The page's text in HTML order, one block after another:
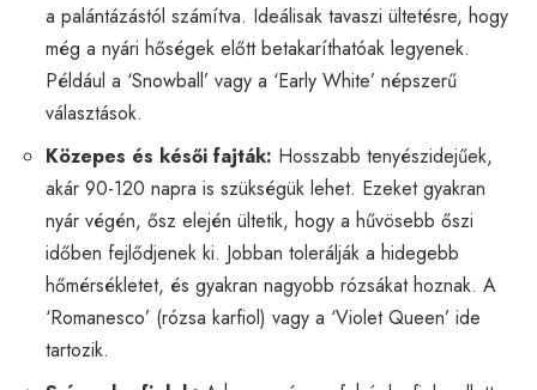
a palántázástól számítva. Ideálisak tavaszi ültetésre, hogy
még a nyári hőségek előtt betakaríthatóak legyenek.
Például a ‘Snowball’ vagy a ‘Early White’ népszerű
választások.
Közepes és késői fajták: Hosszabb tenyészidejűek,
akár 90-120 napra is szükségük lehet. Ezeket gyakran
nyár végén, ősz elején ültetik, hogy a hűvösebb őszi
időben fejlődjenek ki. Jobban tolerálják a hidegebb
hőmérsékletet, és gyakran nagyobb rózsákat hoznak. A
‘Romanesco’ (rózsa karfiol) vagy a ‘Violet Queen’ ide
tartozik.